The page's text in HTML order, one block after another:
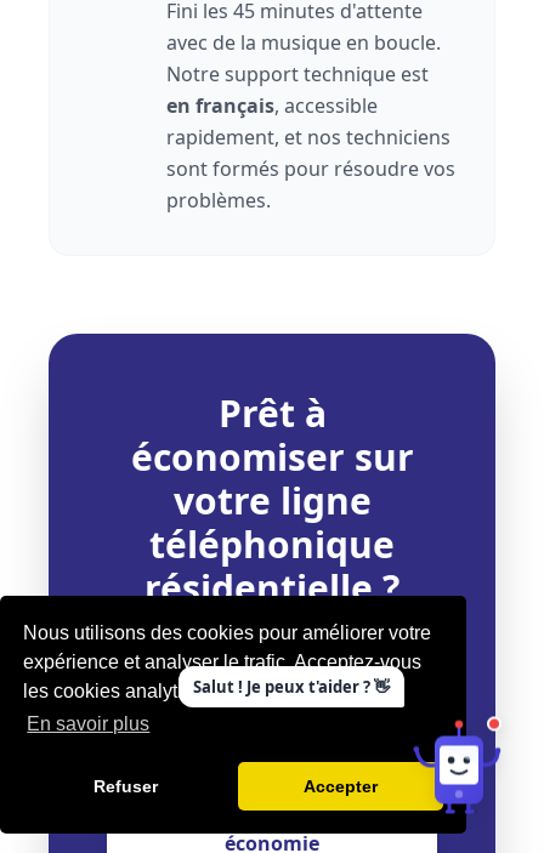
Nous utilisons des cookies pour améliorer votre
expérience et analyser le trafic. Acceptez-vous
les cookies analytiques anonymisés ?
En savoir plus
Refuser Accepter
Fini les 45 minutes d'attente
avec de la musique en boucle.
Notre support technique est
en français, accessible
rapidement, et nos techniciens
sont formés pour résoudre vos
problèmes.
Prêt à
économiser sur
votre ligne
téléphonique
résidentielle ?
Le changement est simple,
rapide et sans risque grâce à
notre garantie satisfaction.
Commencer mon
économie
Salut ! Je peux t'aider ? 👋